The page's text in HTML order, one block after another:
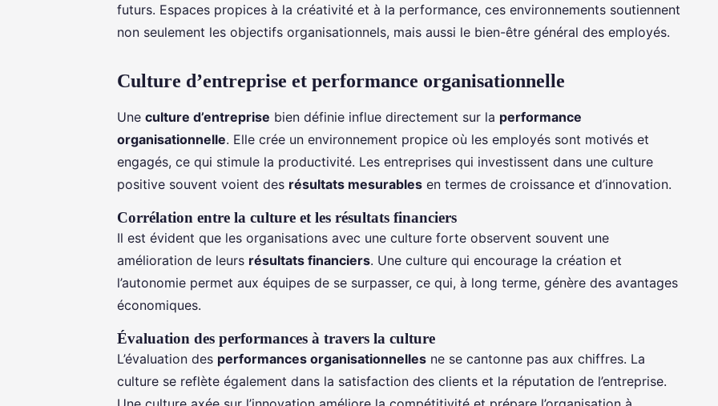
futurs. Espaces propices à la créativité et à la performance, ces environnements soutiennent
non seulement les objectifs organisationnels, mais aussi le bien-être général des employés.
Culture d’entreprise et performance organisationnelle
Une culture d’entreprise bien définie influe directement sur la performance
organisationnelle. Elle crée un environnement propice où les employés sont motivés et
engagés, ce qui stimule la productivité. Les entreprises qui investissent dans une culture
positive souvent voient des résultats mesurables en termes de croissance et d’innovation.
Corrélation entre la culture et les résultats financiers
Il est évident que les organisations avec une culture forte observent souvent une
amélioration de leurs résultats financiers. Une culture qui encourage la création et
l’autonomie permet aux équipes de se surpasser, ce qui, à long terme, génère des avantages
économiques.
Évaluation des performances à travers la culture
L’évaluation des performances organisationnelles ne se cantonne pas aux chiffres. La
culture se reflète également dans la satisfaction des clients et la réputation de l’entreprise.